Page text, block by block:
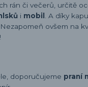
rán či večerů, určitě
i mobil
. A díky
ovšem na
!
doporučujeme praní